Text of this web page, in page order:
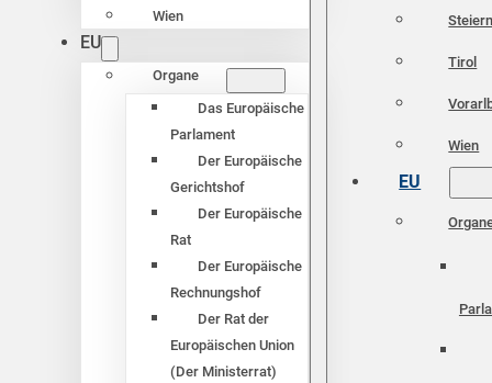
Wien
EU
Organe
Das Europäische
Parlament
Der Europäische
Gerichtshof
Der Europäische
Rat
Der Europäische
Rechnungshof
Der Rat der
Europäischen Union
(Der Ministerrat)
Tirol
Wien
EU